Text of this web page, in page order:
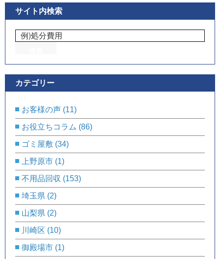
サイト内検索
カテゴリー
お客様の声 (11)
お役立ちコラム (86)
ゴミ屋敷 (34)
上野原市 (1)
不用品回収 (153)
埼玉県 (2)
山梨県 (2)
川崎区 (10)
御殿場市 (1)